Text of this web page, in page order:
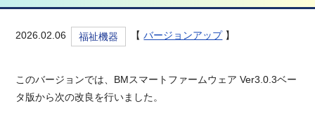
2026.02.06 福祉機器 【バージョンアップ】
このバージョンでは、BMスマートファームウェア Ver3.0.3ベー
タ版から次の改良を行いました。